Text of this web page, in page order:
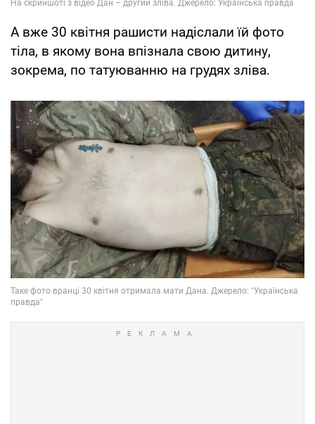
А вже 30 квітня рашисти надіслали їй фото
тіла, в якому вона впізнала свою дитину,
зокрема, по татуюванню на грудях зліва.